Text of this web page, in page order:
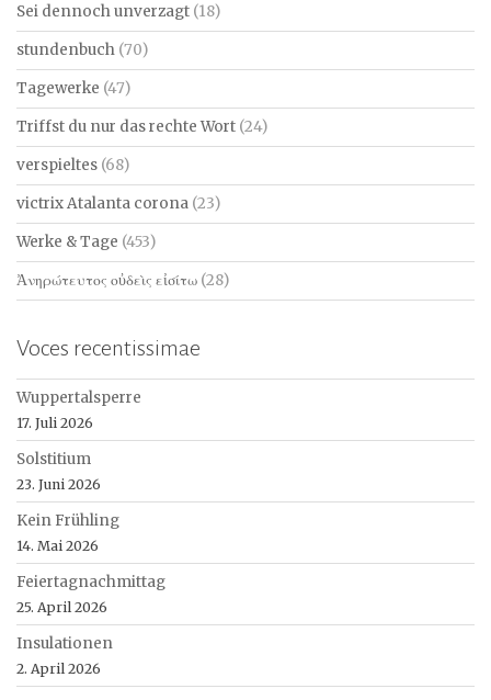
Sei dennoch unverzagt (18)
stundenbuch (70)
Tagewerke (47)
Triffst du nur das rechte Wort (24)
verspieltes (68)
victrix Atalanta corona (23)
Werke & Tage (453)
Ἀνηρώτευτος οὐδεὶς εἰσίτω (28)
Voces recentissimae
Wuppertalsperre
17. Juli 2026
Solstitium
23. Juni 2026
Kein Frühling
14. Mai 2026
Feiertagnachmittag
25. April 2026
Insulationen
2. April 2026